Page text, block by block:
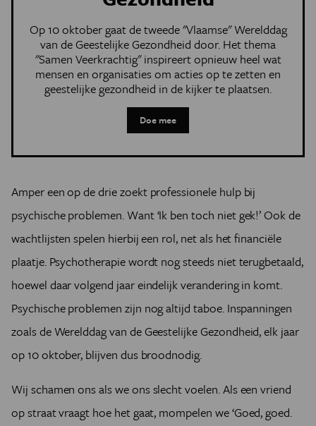
Op 10 oktober gaat de tweede "Vlaamse" Werelddag
van de Geestelijke Gezondheid door. Het thema
"Samen Veerkrachtig" inspireert opnieuw heel wat
mensen en organisaties om acties op te zetten en
geestelijke gezondheid in de kijker te plaatsen.
Doe mee
Amper een op de drie zoekt professionele hulp bij
psychische problemen. Want ‘Ik ben toch niet gek!’ Ook de
wachtlijsten spelen hierbij een rol, net als het financiële
plaatje. Psychotherapie wordt nog steeds niet terugbetaald,
hoewel daar volgend jaar eindelijk verandering in komt.
Psychische problemen zijn nog altijd taboe. Inspanningen
zoals de Werelddag van de Geestelijke Gezondheid, elk jaar
op 10 oktober, blijven dus broodnodig.
Wij schamen ons als we ons slecht voelen. Als een vriend
op straat vraagt hoe het gaat, mompelen we ‘Goed, goed.